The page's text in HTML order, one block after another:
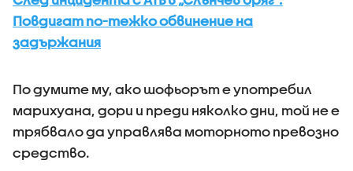
Повдигат по-тежко обвинение на
задържания
По думите му, ако шофьорът е употребил
марихуана, дори и преди няколко дни, той не е
трябвало да управлява моторното превозно
средство.